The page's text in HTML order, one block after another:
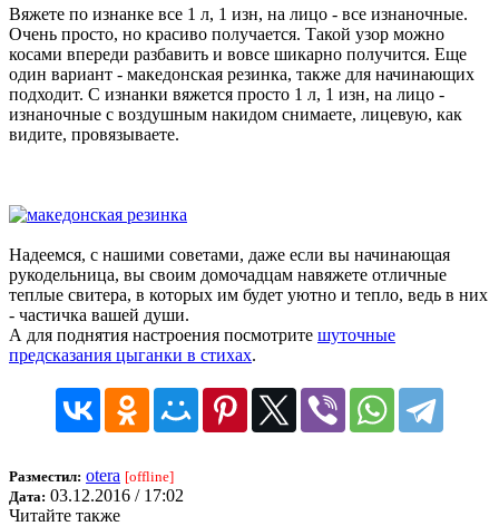
Вяжете по изнанке все 1 л, 1 изн, на лицо - все изнаночные.
Очень просто, но красиво получается. Такой узор можно
косами впереди разбавить и вовсе шикарно получится. Еще
один вариант - македонская резинка, также для начинающих
подходит. С изнанки вяжется просто 1 л, 1 изн, на лицо -
изнаночные с воздушным накидом снимаете, лицевую, как
видите, провязываете.
Надеемся, с нашими советами, даже если вы начинающая
рукодельница, вы своим домочадцам навяжете отличные
теплые свитера, в которых им будет уютно и тепло, ведь в них
- частичка вашей души.
А для поднятия настроения посмотрите шуточные
предсказания цыганки в стихах.
Разместил: otera [offline]
Дата: 03.12.2016 / 17:02
Читайте также